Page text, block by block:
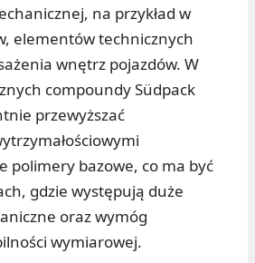
na przykład w
elementów technicznych
wnętrz pojazdów. W
compoundy Südpack
przewyższać
polimery bazowe, co ma być
gdzie występują duże
oraz wymóg
wymiarowej.